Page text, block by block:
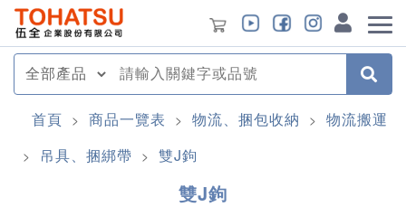
首頁 > 商品一覽表 > 物流、捆包收納 > 物流搬運
> 吊具、捆綁帶 > 雙J鉤
雙J鉤